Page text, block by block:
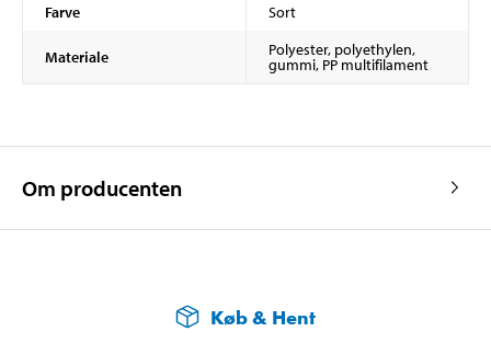
Farve
Sort
Materiale Polyester, polyethylen,
gummi, PP multifilament
Om producenten
Køb & Hent